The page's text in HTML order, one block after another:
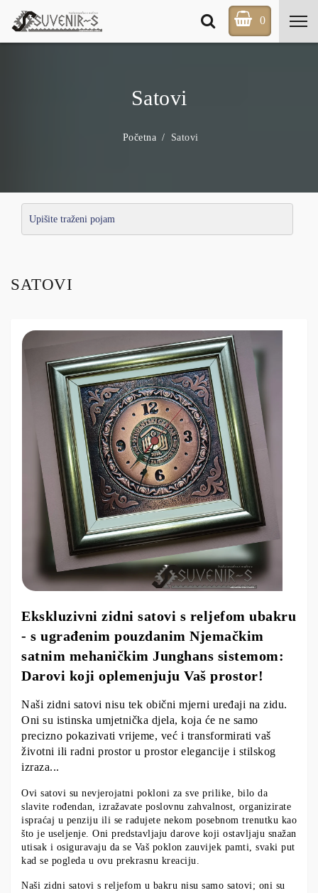
0
Satovi
Početna Satovi
SATOVI
Ekskluzivni zidni satovi s reljefom ubakru
- s ugrađenim pouzdanim Njemačkim
satnim mehaničkim Junghans sistemom:
Darovi koji oplemenjuju Vaš prostor!
Naši zidni satovi nisu tek obični mjerni uređaji na zidu.
Oni su istinska umjetnička djela, koja će ne samo
precizno pokazivati vrijeme, već i transformirati vaš
životni ili radni prostor u prostor elegancije i stilskog
izraza...
Ovi satovi su nevjerojatni pokloni za sve prilike, bilo da
slavite rođendan, izražavate poslovnu zahvalnost, organizirate
ispraćaj u penziju ili se radujete nekom posebnom trenutku kao
što je useljenje. Oni predstavljaju darove koji ostavljaju snažan
utisak i osiguravaju da se Vaš poklon zauvijek pamti, svaki put
kad se pogleda u ovu prekrasnu kreaciju.
Naši zidni satovi s reljefom u bakru nisu samo satovi; oni su